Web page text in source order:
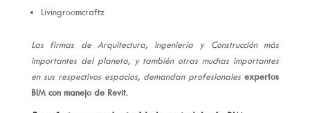
Livingroomcraftz
Las firmas de Arquitectura, Ingeniería y Construcción más
importantes del planeta, y también otras muchas importantes
en sus respectivos espacios, demandan profesionalesexpertos
BIM con manejo de Revit.